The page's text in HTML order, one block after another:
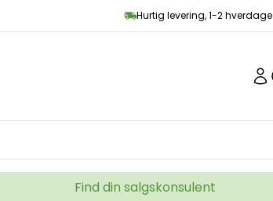
Hurtig levering, 1-2 hverdage
Find din salgskonsulent